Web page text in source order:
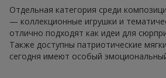
Отдельная категория среди
— коллекционные игрушки и
отлично подходят как идеи для
Также доступны патриотические
сегодня имеют особый